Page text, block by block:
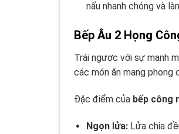
nấu nhanh chóng và
Bếp Âu 2 Họng
Trái ngược với sự mạnh
các món ăn mang phong
Đặc điểm của bếp công
Ngọn lửa:Lửa chia